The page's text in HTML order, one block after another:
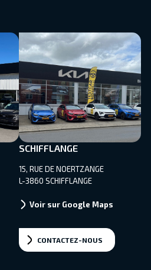
SCHIFFLANGE
15, RUE DE NOERTZANGE
L-3860 SCHIFFLANGE
Voir sur Google Maps
CONTACTEZ-NOUS